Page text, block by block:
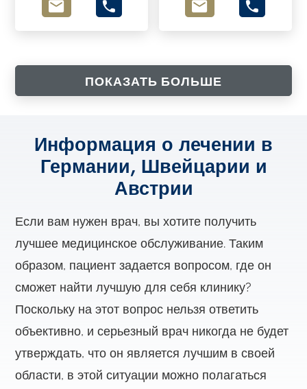
ПОКАЗАТЬ БОЛЬШЕ
Информация о лечении в
Германии, Швейцарии и
Австрии
Если вам нужен врач, вы хотите получить
лучшее медицинское обслуживание. Таким
образом, пациент задается вопросом, где он
сможет найти лучшую для себя клинику?
Поскольку на этот вопрос нельзя ответить
объективно, и серьезный врач никогда не будет
утверждать, что он является лучшим в своей
области, в этой ситуации можно полагаться